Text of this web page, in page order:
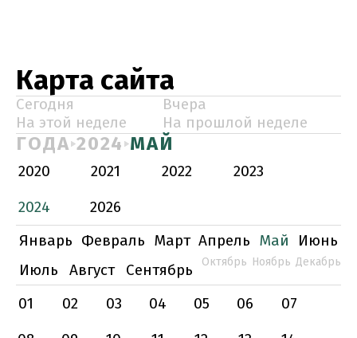
Карта сайта
Сегодня
Вчера
На этой неделе
На прошлой неделе
ГОДА 2024 МАЙ
2020 2021 2022
2023
2024
2026
Январь Февраль Март Апрель Май
Июнь
Июль
Август Сентябрь Октябрь Ноябрь Декабрь
01 02 03 04 05 06
07